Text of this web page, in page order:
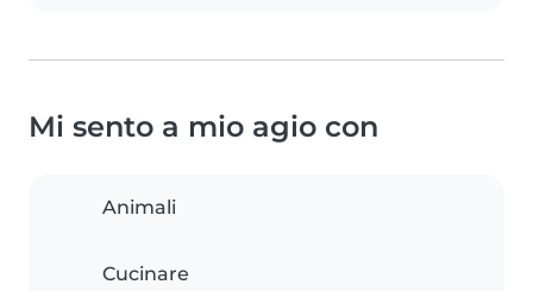
Mi sento a mio agio con
Animali
Cucinare